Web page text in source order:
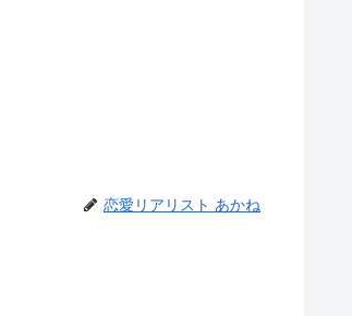
恋愛リアリスト あかね